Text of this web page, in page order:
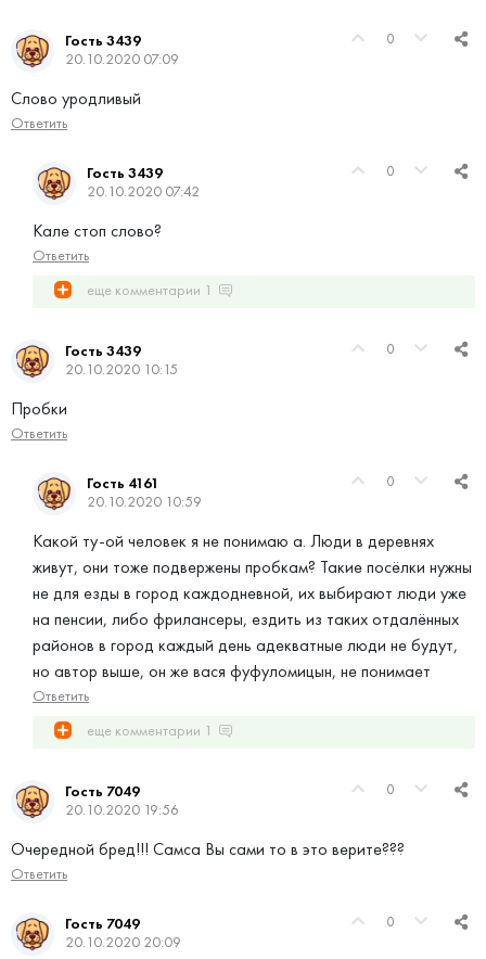
0
Гость 3439
20.10.2020 07:09
Слово уродливый
Ответить
0
Гость 3439
20.10.2020 07:42
Кале стоп слово?
Ответить
еще комментарии 1
0
Гость 3439
20.10.2020 10:15
Пробки
Ответить
0
Гость 4161
20.10.2020 10:59
Какой ту-ой человек я не понимаю а. Люди в деревнях
живут, они тоже подвержены пробкам? Такие посёлки нужны
не для езды в город каждодневной, их выбирают люди уже
на пенсии, либо фрилансеры, ездить из таких отдалённых
районов в город каждый день адекватные люди не будут,
но автор выше, он же вася фуфуломицын, не понимает
Ответить
еще комментарии 1
0
Гость 7049
20.10.2020 19:56
Очередной бред!!! Самса Вы сами то в это верите???
Ответить
0
Гость 7049
20.10.2020 20:09